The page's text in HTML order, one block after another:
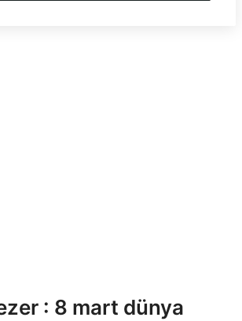
: 8 mart dünya